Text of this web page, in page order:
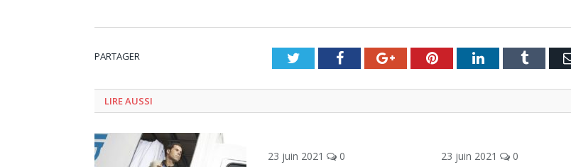
PARTAGER TwitterFacebookGoogle+PinterestLinkedInTumblr
LIRE AUSSI
23 juin 2021 0 23 juin 2021 0